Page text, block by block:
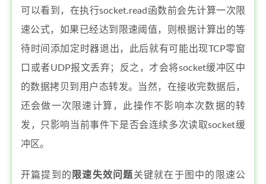
可以看到，在执行socket.read函数前会先计算一次限
速公式，如果已经达到限速阈值，则根据计算出的等
待时间添加定时器退出，此后就有可能出现TCP零窗
口或者UDP报文丢弃；反之，才会将socket缓冲区中
的数据拷贝到用户态转发。当然，在接收完数据后，
还会做一次限速计算，此操作不影响本次数据的转
发，只影响当前事件下是否会连续多次读取socket缓
冲区。
开篇提到的 限速失效问题关键就在于图中的限速公